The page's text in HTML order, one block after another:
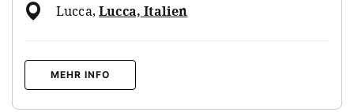
Lucca,Lucca, Italien
MEHR INFO